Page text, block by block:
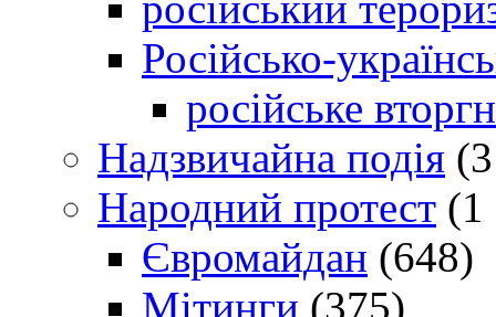
Російсько-
російське
Надзвичайна подія
Народний протест (1
Євромайдан (648)
Мітинги (375)